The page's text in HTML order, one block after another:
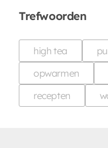
Trefwoorden
high tea
opwarmen
recepten